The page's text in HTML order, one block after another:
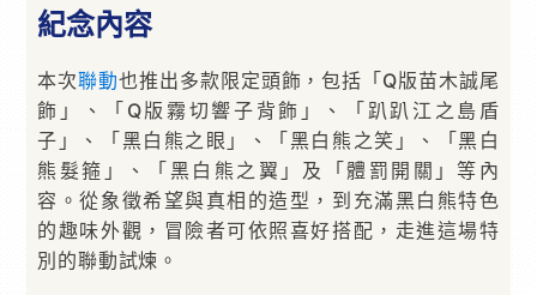
紀念內容
本次聯動也推出多款限定頭飾，包括「Q版苗木誠尾
飾」、「Q版霧切響子背飾」、「趴趴江之島盾
子」、「黑白熊之眼」、「黑白熊之笑」、「黑白
熊髮箍」、「黑白熊之翼」及「體罰開關」等內
容。從象徵希望與真相的造型，到充滿黑白熊特色
的趣味外觀，冒險者可依照喜好搭配，走進這場特
別的聯動試煉。